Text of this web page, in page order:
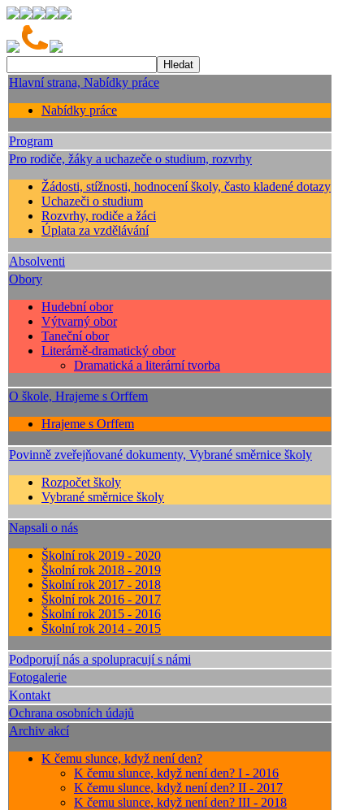
Hlavní strana, Nabídky práce
Nabídky práce
Program
Pro rodiče, žáky a uchazeče o studium, rozvrhy
Žádosti, stížnosti, hodnocení školy, často kladené dotazy
Uchazeči o studium
Rozvrhy, rodiče a žáci
Úplata za vzdělávání
Absolventi
Obory
Hudební obor
Výtvarný obor
Taneční obor
Literárně-dramatický obor
Dramatická a literární tvorba
O škole, Hrajeme s Orffem
Hrajeme s Orffem
Povinně zveřejňované dokumenty, Vybrané směrnice školy
Rozpočet školy
Vybrané směrnice školy
Napsali o nás
Školní rok 2019 - 2020
Školní rok 2018 - 2019
Školní rok 2017 - 2018
Školní rok 2016 - 2017
Školní rok 2015 - 2016
Školní rok 2014 - 2015
Podporují nás a spolupracují s námi
Fotogalerie
Kontakt
Ochrana osobních údajů
Archiv akcí
K čemu slunce, když není den?
K čemu slunce, když není den? I - 2016
K čemu slunce, když není den? II - 2017
K čemu slunce, když není den? III - 2018